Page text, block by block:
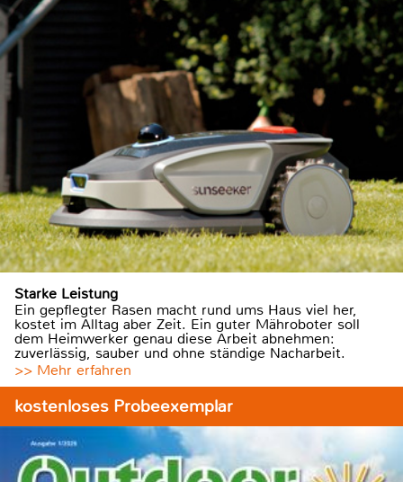
Starke Leistung
Ein gepflegter Rasen macht rund ums Haus viel her,
kostet im Alltag aber Zeit. Ein guter Mähroboter soll
dem Heimwerker genau diese Arbeit abnehmen:
zuverlässig, sauber und ohne ständige Nacharbeit.
>> Mehr erfahren
kostenloses Probeexemplar